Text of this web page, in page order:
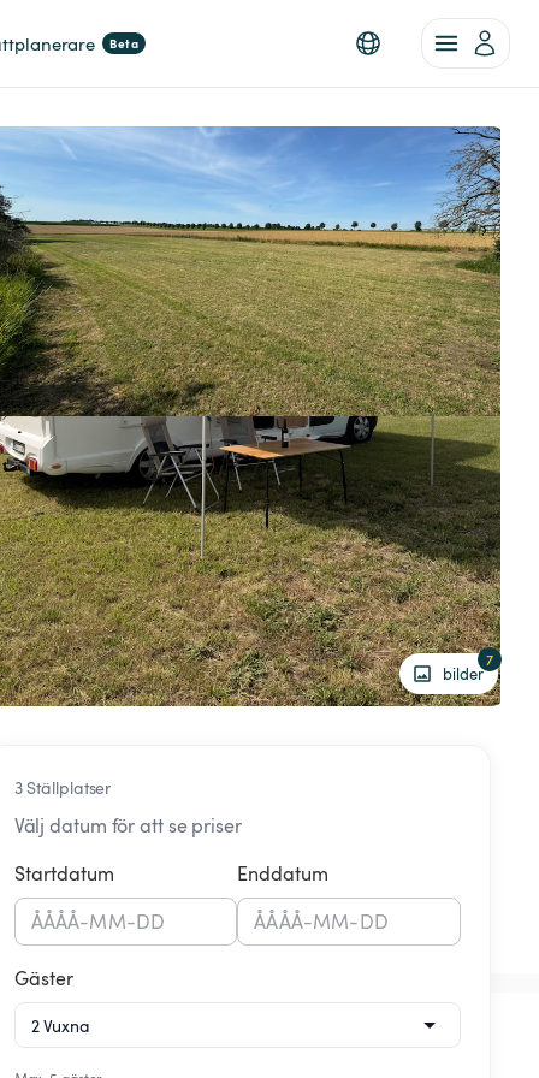
Beta
bilder
7
3 Ställplatser
Välj datum för att se priser
Startdatum
ÅÅÅÅ-MM-DD
Enddatum
ÅÅÅÅ-MM-DD
Gäster